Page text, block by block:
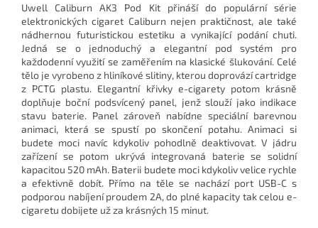
Uwell Caliburn AK3 Pod Kit přináší do populární série
elektronických cigaret Caliburn nejen praktičnost, ale také
nádhernou futuristickou estetiku a vynikající podání chuti.
Jedná se o jednoduchý a elegantní pod systém pro
každodenní využití se zaměřením na klasické šlukování. Celé
tělo je vyrobeno z hliníkové slitiny, kterou doprovází cartridge
z PCTG plastu. Elegantní křivky e-cigarety potom krásně
doplňuje boční podsvícený panel, jenž slouží jako indikace
stavu baterie. Panel zároveň nabídne speciální barevnou
animaci, která se spustí po skončení potahu. Animaci si
budete moci navíc kdykoliv pohodlně deaktivovat. V jádru
zařízení se potom ukrývá integrovaná baterie se solidní
kapacitou 520 mAh. Baterii budete moci kdykoliv velice rychle
a efektivně dobít. Přímo na těle se nachází port USB-C s
podporou nabíjení proudem 2A, do plné kapacity tak celou e-
cigaretu dobijete už za krásných 15 minut.